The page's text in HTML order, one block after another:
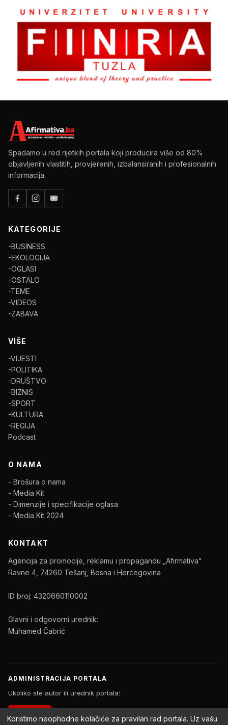
Spadamo u red rijetkih portala koji producira više od 80%
objavljenih vlastitih, provjerenih, izbalansiranih i profesionalnih
informacija.
KATEGORIJE
-BUSINESS
-EKOLOGIJA
-OGLASI
-OSTALO
-TEME
-VIDEOS
-ZABAVA
VIŠE
-VIJESTI
-POLITIKA
-DRUŠTVO
-BIZNIS
-SPORT
-KULTURA
-REGIJA
Podcast
O NAMA
- Brošura o nama
- Media Kit
- Dimenzije i specifikacije oglasa
- Media Kit 2024
KONTAKT
Agencija za promocije, reklamu i propagandu „Afirmativa"
Ravne 4, 74260 Tešanj, Bosna i Hercegovina
ID broj: 4320660110002
Glavni i odgovorni urednik:
Muhamed Čabrić
ADMINISTRACIJA PORTALA
Ukoliko ste autor ili urednik portala:
Koristimo neophodne kolačiće za pravilan rad portala. Uz vašu